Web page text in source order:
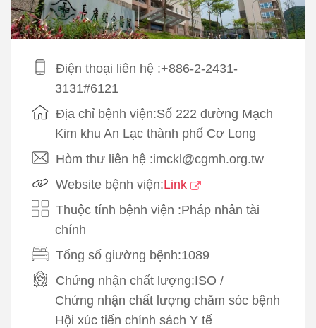
Điện thoại liên hệ :+886-2-2431-
3131#6121
Địa chỉ bệnh viện:Số 222 đường Mạch
Kim khu An Lạc thành phố Cơ Long
Hòm thư liên hệ :imckl@cgmh.org.tw
Website bệnh viện:Link
Thuộc tính bệnh viện :Pháp nhân tài
chính
Tổng số giường bệnh:1089
Chứng nhận chất lượng:ISO /
Chứng nhận chất lượng chăm sóc bệnh
Hội xúc tiến chính sách Y tế